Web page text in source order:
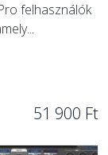
felhasználók
51 900 Ft